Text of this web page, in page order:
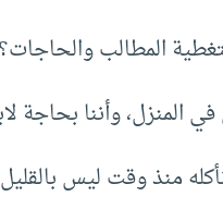
المطالب
وأننا بحاجة
منذ وقت ليس